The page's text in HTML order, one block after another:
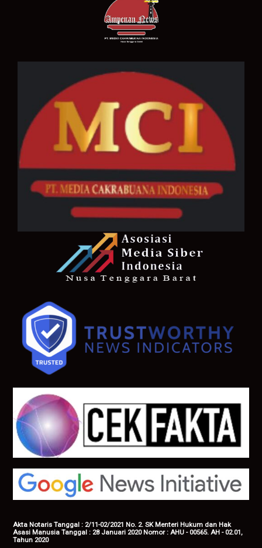
Akta Notaris Tanggal : 2/11-02/2021 No. 2. SK Menteri Hukum dan Hak
Asasi Manusia Tanggal : 28 Januari 2020 Nomor : AHU - 00565. AH - 02.01,
Tahun 2020